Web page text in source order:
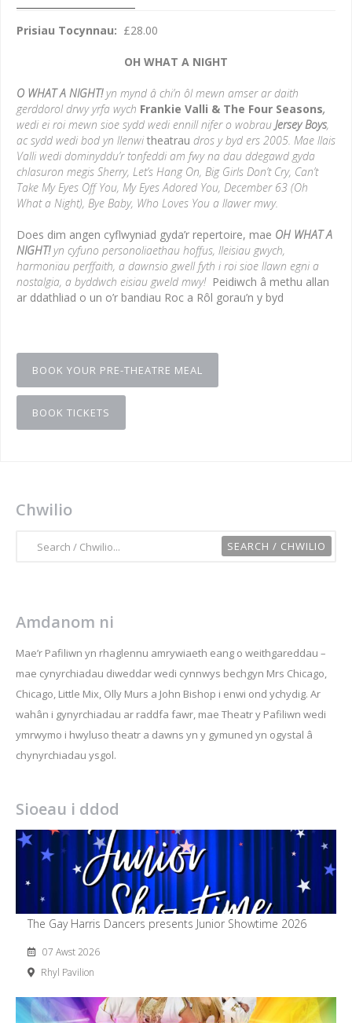
Prisiau Tocynnau: £28.00
OH WHAT A NIGHT
O WHAT A NIGHT!yn mynd â chi’n ôl mewn amser ar daith
gerddorol drwy yrfa wych Frankie Valli & The Four Seasons,
wedi ei roi mewn sioe sydd wedi ennill nifer o wobrau Jersey Boys,
ac sydd wedi bod yn llenwi theatrau dros y byd ers 2005. Mae llais
Valli wedi dominyddu’r tonfeddi am fwy na dau ddegawd gyda
chlasuron megis Sherry, Let’s Hang On, Big Girls Don’t Cry, Can’t
Take My Eyes Off You, My Eyes Adored You, December 63 (Oh
What a Night), Bye Baby, Who Loves You a llawer mwy.
Does dim angen cyflwyniad gyda’r repertoire, mae OH WHAT A
NIGHT!yn cyfuno personoliaethau hoffus, lleisiau gwych,
harmonïau perffaith, a dawnsio gwell fyth i roi sioe llawn egni a
nostalgia, a byddwch eisiau gweld mwy!Peidiwch â methu allan
ar ddathliad o un o’r bandiau Roc a Rôl gorau’n y byd
BOOK YOUR PRE-THEATRE MEAL
BOOK TICKETS
Chwilio
Amdanom ni
Mae’r Pafiliwn yn rhaglennu amrywiaeth eang o weithgareddau –
mae cynyrchiadau diweddar wedi cynnwys bechgyn Mrs Chicago,
Chicago, Little Mix, Olly Murs a John Bishop i enwi ond ychydig. Ar
wahân i gynyrchiadau ar raddfa fawr, mae Theatr y Pafiliwn wedi
ymrwymo i hwyluso theatr a dawns yn y gymuned yn ogystal â
chynyrchiadau ysgol.
Sioeau i ddod
The Gay Harris Dancers presents Junior Showtime 2026
07 Awst 2026
Rhyl Pavilion